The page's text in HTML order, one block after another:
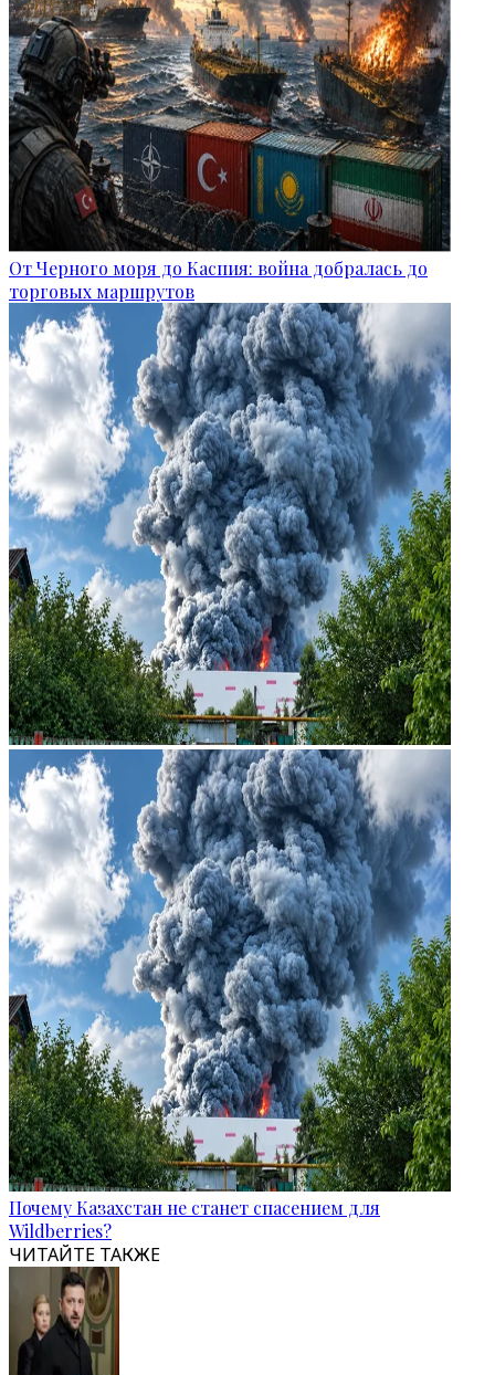
От Черного моря до Каспия: война добралась до
торговых маршрутов
Почему Казахстан не станет спасением для
Wildberries?
ЧИТАЙТЕ ТАКЖЕ